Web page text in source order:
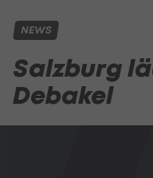
NEWS
Salzburg
Debakel